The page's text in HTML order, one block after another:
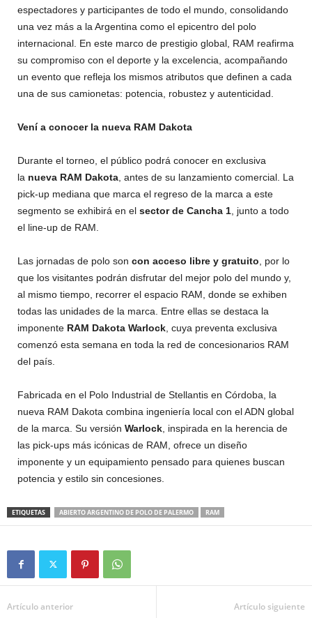
espectadores y participantes de todo el mundo, consolidando
una vez más a la Argentina como el epicentro del polo
internacional. En este marco de prestigio global, RAM reafirma
su compromiso con el deporte y la excelencia, acompañando
un evento que refleja los mismos atributos que definen a cada
una de sus camionetas: potencia, robustez y autenticidad.
Vení a conocer la nueva RAM Dakota
Durante el torneo, el público podrá conocer en exclusiva
la nueva RAM Dakota , antes de su lanzamiento comercial. La
pick-up mediana que marca el regreso de la marca a este
segmento se exhibirá en el sector de Cancha 1 , junto a todo
el line-up de RAM.
Las jornadas de polo son con acceso libre y gratuito , por lo
que los visitantes podrán disfrutar del mejor polo del mundo y,
al mismo tiempo, recorrer el espacio RAM, donde se exhiben
todas las unidades de la marca. Entre ellas se destaca la
imponente RAM Dakota Warlock , cuya preventa exclusiva
comenzó esta semana en toda la red de concesionarios RAM
del país.
Fabricada en el Polo Industrial de Stellantis en Córdoba, la
nueva RAM Dakota combina ingeniería local con el ADN global
de la marca. Su versión Warlock , inspirada en la herencia de
las pick-ups más icónicas de RAM, ofrece un diseño
imponente y un equipamiento pensado para quienes buscan
potencia y estilo sin concesiones.
ETIQUETAS ABIERTO ARGENTINO DE POLO DE PALERMO RAM
Artículo anterior Artículo siguiente